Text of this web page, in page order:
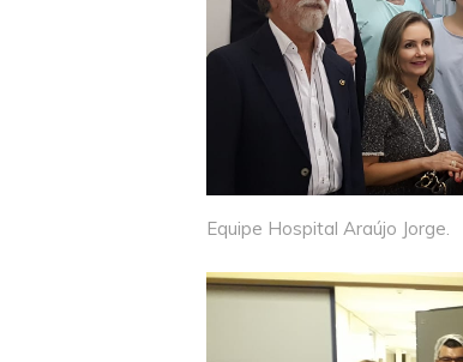
Equipe Hospital Araújo Jorge.